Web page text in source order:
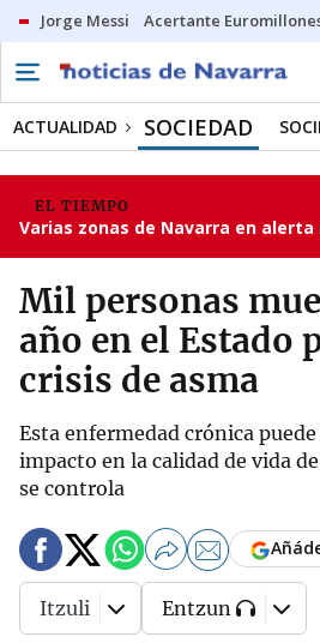
Jorge Messi Acertante
ACTUALIDAD SOCIEDAD
EL TIEMPO
Varias zonas de Navarra en
Mil personas
año en el Estado
crisis de asma
Esta enfermedad crónica
impacto en la calidad de vida
se controla
Itzuli Entzun